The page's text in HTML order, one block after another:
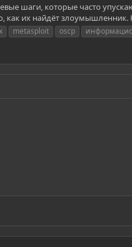
шаги, которые часто
как их найдёт
metasploit oscp